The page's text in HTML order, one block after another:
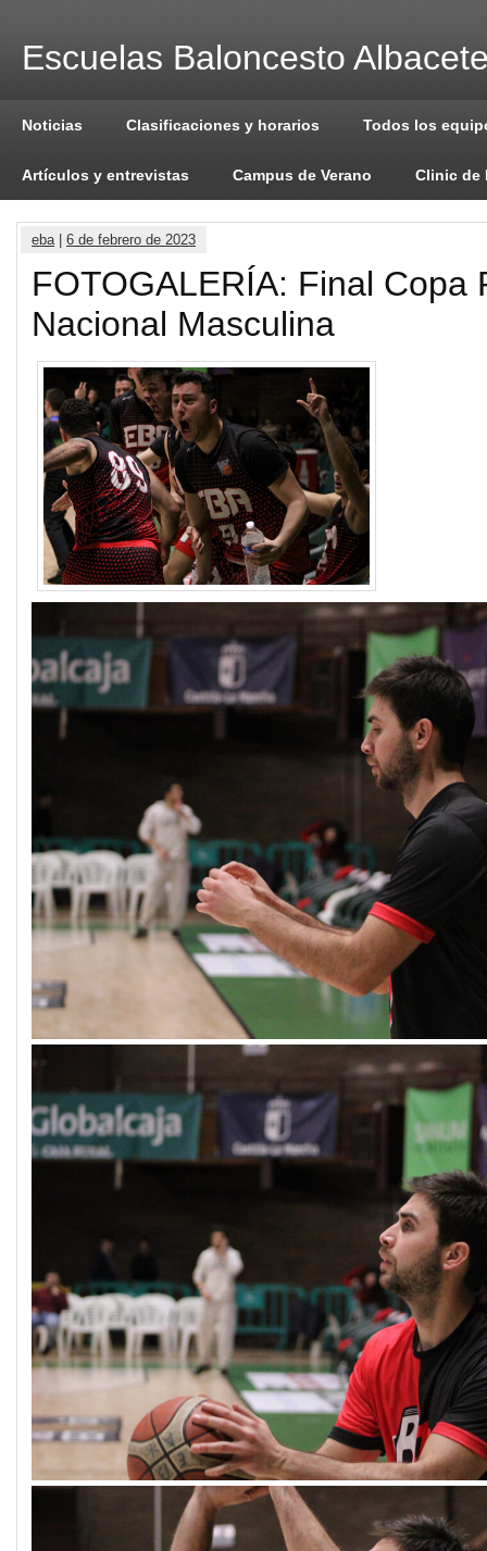
Escuelas Baloncesto
Noticias Clasificaciones y horarios Todos los
Artículos y entrevistas Campus de Verano Clinic de
eba| 6 de febrero de 2023
FOTOGALERÍA: Final Copa
Nacional Masculina